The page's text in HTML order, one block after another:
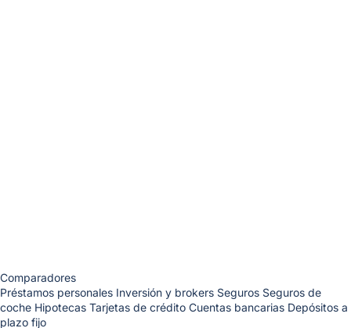
Comparadores
Préstamos personales Inversión y brokers Seguros Seguros de
coche Hipotecas Tarjetas de crédito Cuentas bancarias Depósitos a
plazo fijo